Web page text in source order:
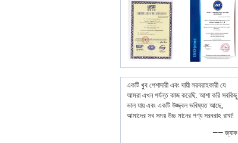
একটি খুব পেশাদারী এবং দায়ী সরবরাহকারী যে
আমরা এখন পর্যন্ত কাজ করেছি. আশা করি সবকিছু
ভাল যায় এবং একটি উজ্জ্বল ভবিষ্যত আছে,
আমাদের সব সময় উচ্চ মানের পণ্য সরবরাহ রাখা!
—— জ্যাক